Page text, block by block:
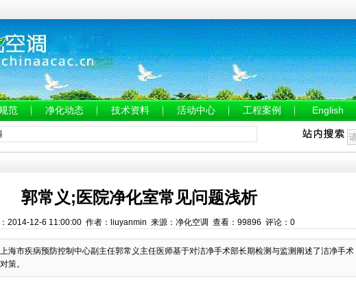
范 净化动态 技术资料 活动中心 工程案例 English
郭常义;医院净化室常见问题浅析
2014-12-6 11:00:00 作者：liuyanmin 来源：净化空调 查看：99896 评论：0
海市疾病预防控制中心副主任郭常义主任医师基于对洁净手术部长期检测与监测阐述了洁净手术
策。